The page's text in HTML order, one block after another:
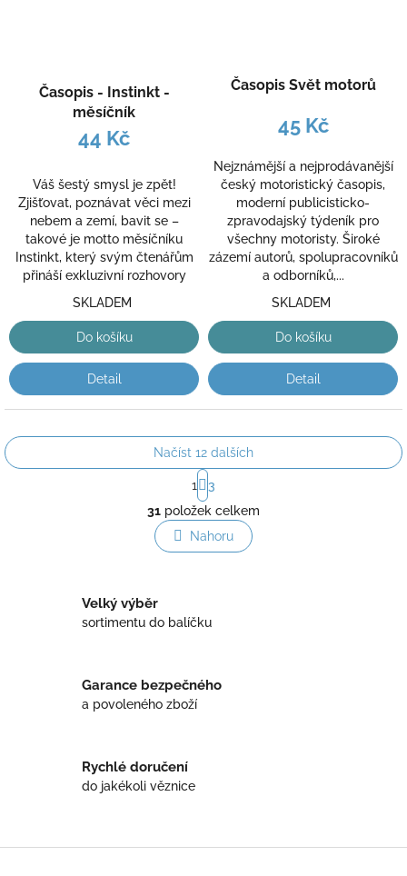
Časopis - Instinkt -
měsíčník
44 Kč
Váš šestý smysl je zpět!
Zjišťovat, poznávat věci mezi
nebem a zemí, bavit se –
takové je motto měsíčníku
Instinkt, který svým čtenářům
přináší exkluzivní rozhovory
SKLADEM
Do košíku
Detail
Časopis Svět motorů
45 Kč
Nejznámější a nejprodávanější
český motoristický časopis,
moderní publicisticko-
zpravodajský týdeník pro
všechny motoristy. Široké
zázemí autorů, spolupracovníků
a odborníků,...
SKLADEM
Do košíku
Detail
O
v
l
á
í
k
Načíst 12 dalších
S
t
r
á
n
k
í
1
3
31 položek celkem
Nahoru
Velký výběr
sortimentu do balíčku
Garance bezpečného
a povoleného zboží
Rychlé doručení
do jakékoli věznice